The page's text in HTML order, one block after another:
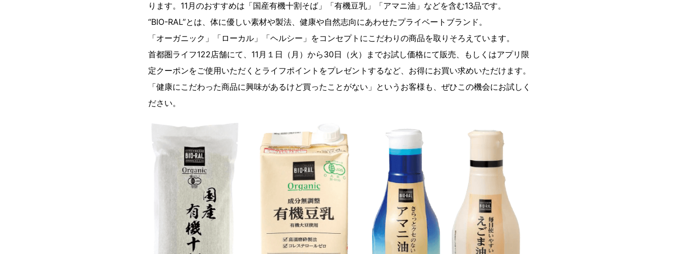
ります。11月のおすすめは「国産有機十割そば」「有機豆乳」「アマニ油」などを含む13品です。
“BIO-RAL”とは、体に優しい素材や製法、健康や自然志向にあわせたプライベートブランド。
「オーガニック」「ローカル」「ヘルシー」をコンセプトにこだわりの商品を取りそろえています。
首都圏ライフ122店舗にて、11月１日（月）から30日（火）までお試し価格にて販売、もしくはアプリ限
定クーポンをご使用いただくとライフポイントをプレゼントするなど、お得にお買い求めいただけます。
「健康にこだわった商品に興味があるけど買ったことがない」というお客様も、ぜひこの機会にお試しく
ださい。